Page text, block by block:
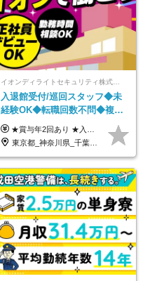
入退館受付/巡回スタッフ◆未
経験OK◆転職回数不問◆複数
勤務地で募集中◆ブランクあ
りOK◆室内業務がメイン
★賞与年2回あり ★入社祝い金3万円支給 ★出産祝い金や育児支援金などの手当も充実！ ≪給与モデル≫ 【東京】基本給27万2780円/月給＋時間外手当（25h） 【愛知】基本給25万4990円/月給＋時間外手当（25h） 【大阪】基本給25万4990円/月給＋時間外手当（25h） 【福岡】基本給23万7200円/月給＋時間外手当（25h） -------------- ▽各地の給与は下記をご確認ください！ ■北海道 月給20万円～ ■東北 月給20万円～ ■北関東 埼玉／月給22万5000円～ 茨城・群馬・新潟／月給20万円～ ■南関東 東京・神奈川／月給23万円～ 千葉／月給22万5000円～ 山梨／月給20万円～ ■中部 愛知／月給21万5000円～ 長野・岐阜・三重／月給20万円～ ■関西 大阪／月給21万5000円～ 京都・兵庫／月給21万円～ 滋賀・奈良／月給20万円～ ■中四国 岡山・山口・四国・広島／月給20万円～ ■九州 福岡・鹿児島・長崎／月給20万円～
東京都_神奈川県_千葉県_北海道_福島県_長野県_岐阜県_三重県_京都府_福岡県